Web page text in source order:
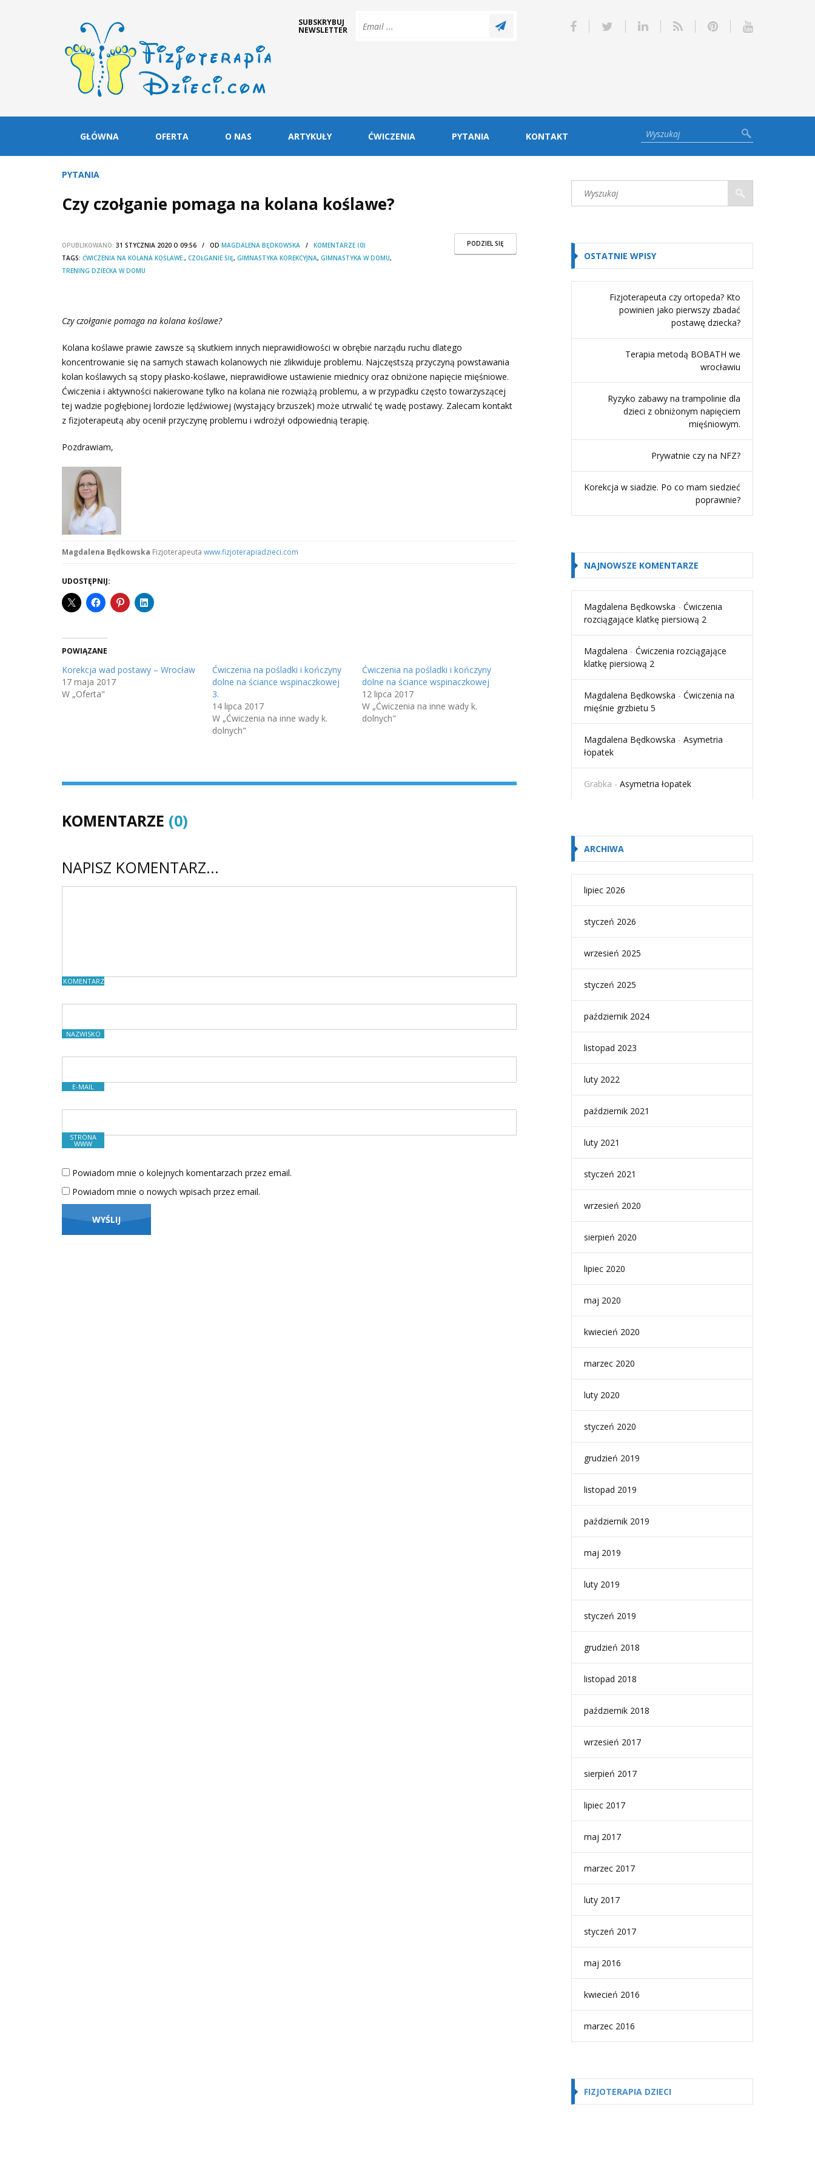
SUBSKRYBUJ
NEWSLETTER
GŁÓWNA OFERTA O NAS ARTYKUŁY ĆWICZENIA PYTANIA KONTAKT
PYTANIA
Czy czołganie pomaga na kolana koślawe?
PODZIEL SIĘ
OPUBLIKOWANO: 31 STYCZNIA 2020 O 09:56 / OD MAGDALENA BĘDKOWSKA / KOMENTARZE (0)
TAGS: ĆWICZENIA NA KOLANA KOŚLAWE. , CZOŁGANIE SIĘ, GIMNASTYKA KOREKCYJNA, GIMNASTYKA W DOMU,
TRENING DZIECKA W DOMU
Czy czołganie pomaga na kolana koślawe?
Kolana koślawe prawie zawsze są skutkiem innych nieprawidłowości w obrębie narządu ruchu dlatego
koncentrowanie się na samych stawach kolanowych nie zlikwiduje problemu. Najczęstszą przyczyną powstawania
kolan koślawych są stopy płasko-koślawe, nieprawidłowe ustawienie miednicy oraz obniżone napięcie mięśniowe.
Ćwiczenia i aktywności nakierowane tylko na kolana nie rozwiążą problemu, a w przypadku często towarzyszącej
tej wadzie pogłębionej lordozie lędźwiowej (wystający brzuszek) może utrwalić tę wadę postawy. Zalecam kontakt
z fizjoterapeutą aby ocenił przyczynę problemu i wdrożył odpowiednią terapię.
Pozdrawiam,
Magdalena Będkowska Fizjoterapeuta www.fizjoterapiadzieci.com
UDOSTĘPNIJ:
POWIĄZANE
Korekcja wad postawy – Wrocław
17 maja 2017
W „Oferta"
Ćwiczenia na pośladki i kończyny
dolne na ściance wspinaczkowej
3.
14 lipca 2017
W „Ćwiczenia na inne wady k.
dolnych"
Ćwiczenia na pośladki i kończyny
dolne na ściance wspinaczkowej
12 lipca 2017
W „Ćwiczenia na inne wady k.
dolnych"
KOMENTARZE (0)
NAPISZ KOMENTARZ...
KOMENTARZE
NAZWISKO
E-MAIL
STRONA
WWW
Powiadom mnie o kolejnych komentarzach przez email.
Powiadom mnie o nowych wpisach przez email.
OSTATNIE WPISY
Fizjoterapeuta czy ortopeda? Kto
powinien jako pierwszy zbadać
postawę dziecka?
Terapia metodą BOBATH we
wrocławiu
Ryzyko zabawy na trampolinie dla
dzieci z obniżonym napięciem
mięśniowym.
Prywatnie czy na NFZ?
Korekcja w siadzie. Po co mam siedzieć
poprawnie?
NAJNOWSZE KOMENTARZE
Magdalena Będkowska - Ćwiczenia
rozciągające klatkę piersiową 2
Magdalena - Ćwiczenia rozciągające
klatkę piersiową 2
Magdalena Będkowska - Ćwiczenia na
mięśnie grzbietu 5
Magdalena Będkowska - Asymetria
łopatek
Grabka - Asymetria łopatek
ARCHIWA
lipiec 2026
styczeń 2026
wrzesień 2025
styczeń 2025
październik 2024
listopad 2023
luty 2022
październik 2021
luty 2021
styczeń 2021
wrzesień 2020
sierpień 2020
lipiec 2020
maj 2020
kwiecień 2020
marzec 2020
luty 2020
styczeń 2020
grudzień 2019
listopad 2019
październik 2019
maj 2019
luty 2019
styczeń 2019
grudzień 2018
listopad 2018
październik 2018
wrzesień 2017
sierpień 2017
lipiec 2017
maj 2017
marzec 2017
luty 2017
styczeń 2017
maj 2016
kwiecień 2016
marzec 2016
FIZJOTERAPIA DZIECI